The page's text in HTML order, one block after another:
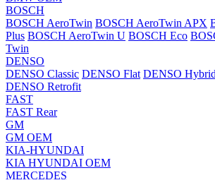
BOSCH
BOSCH AeroTwin BOSCH AeroTwin APX
Plus BOSCH AeroTwin U BOSCH Eco
Twin
DENSO
DENSO Classic DENSO Flat DENSO Hybrid
DENSO Retrofit
FAST
FAST Rear
GM
GM OEM
KIA-HYUNDAI
KIA HYUNDAI OEM
MERCEDES